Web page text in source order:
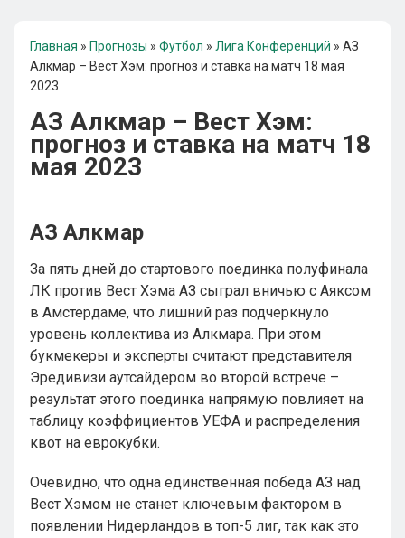
Главная » Прогнозы » Футбол » Лига Конференций » АЗ
Алкмар – Вест Хэм: прогноз и ставка на матч 18 мая
2023
АЗ Алкмар – Вест Хэм:
прогноз и ставка на матч 18
мая 2023
АЗ Алкмар
За пять дней до стартового поединка полуфинала
ЛК против Вест Хэма АЗ сыграл вничью с Аяксом
в Амстердаме, что лишний раз подчеркнуло
уровень коллектива из Алкмара. При этом
букмекеры и эксперты считают представителя
Эредивизи аутсайдером во второй встрече –
результат этого поединка напрямую повлияет на
таблицу коэффициентов УЕФА и распределения
квот на еврокубки.
Очевидно, что одна единственная победа АЗ над
Вест Хэмом не станет ключевым фактором в
появлении Нидерландов в топ-5 лиг, так как это